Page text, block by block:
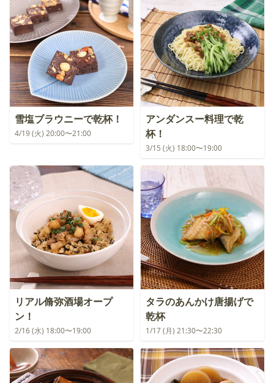
雪塩ブラウニーで乾杯！
4/19 (火) 20:00〜21:00
アンダンスー料理で乾
杯！
3/15 (火) 18:00〜19:00
リアル脩弥酒場オープ
ン！
2/16 (水) 18:00〜19:00
タラのあんかけ唐揚げで
乾杯
1/17 (月) 21:30〜22:30